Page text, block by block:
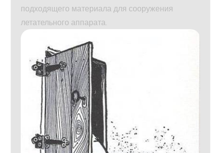
подходящего материала для сооружения
летательного аппарата.